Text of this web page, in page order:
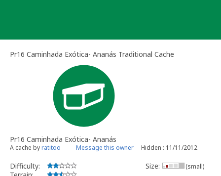
Pr16 Caminhada Exótica- Ananás Traditional Cache
Pr16 Caminhada Exótica- Ananás
A cache byratitoo Message this owner Hidden : 11/11/2012
Difficulty:
Size: (small)